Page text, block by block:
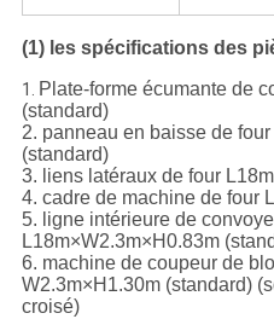
(1) les spécifications des
1. Plate-forme écumante de
(standard)
2. panneau en baisse de
(standard)
3. liens latéraux de four
4. cadre de machine de four
5. ligne intérieure de
L18m×W2.3m×H0.83m
6. machine de coupeur de
W2.3m×H1.30m (standard)
croisé)